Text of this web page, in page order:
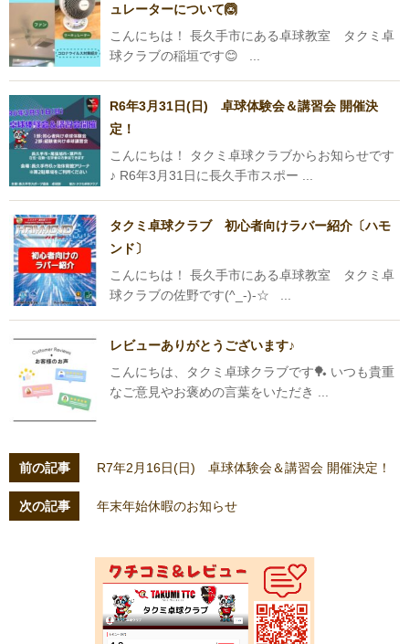
ュレーターについて🙆
こんにちは！ 長久手市にある卓球教室 タクミ卓
球クラブの稲垣です😊 ...
R6年3月31日(日) 卓球体験会＆講習会 開催決
定！
こんにちは！ タクミ卓球クラブからお知らせです
♪ R6年3月31日に長久手市スポー ...
タクミ卓球クラブ 初心者向けラバー紹介〔ハモ
ンド〕
こんにちは！ 長久手市にある卓球教室 タクミ卓
球クラブの佐野です(^_-)-☆ ...
レビューありがとうございます♪
こんにちは、タクミ卓球クラブです🏓 いつも貴重
なご意見やお褒めの言葉をいただき ...
前の記事 R7年2月16日(日) 卓球体験会＆講習会 開催決定！
次の記事 年末年始休暇のお知らせ